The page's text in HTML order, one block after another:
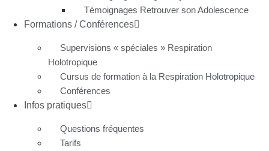
Témoignages Retrouver son Adolescence
Formations / Conférences
Supervisions « spéciales » Respiration
Holotropique
Cursus de formation à la Respiration Holotropique
Conférences
Infos pratiques
Questions fréquentes
Tarifs